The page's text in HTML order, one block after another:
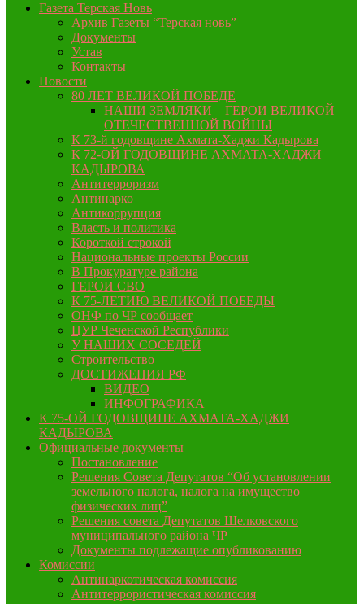
Газета Терская Новь
Архив Газеты “Терская новь”
Документы
Устав
Контакты
Новости
80 ЛЕТ ВЕЛИКОЙ ПОБЕДЕ
НАШИ ЗЕМЛЯКИ – ГЕРОИ ВЕЛИКОЙ
ОТЕЧЕСТВЕННОЙ ВОЙНЫ
К 73-й годовщине Ахмата-Хаджи Кадырова
К 72-ОЙ ГОДОВЩИНЕ АХМАТА-ХАДЖИ
КАДЫРОВА
Антитерроризм
Антинарко
Антикоррупция
Власть и политика
Короткой строкой
Национальные проекты России
В Прокуратуре района
ГЕРОИ СВО
К 75-ЛЕТИЮ ВЕЛИКОЙ ПОБЕДЫ
ОНФ по ЧР сообщает
ЦУР Чеченской Республики
У НАШИХ СОСЕДЕЙ
Строительство
ДОСТИЖЕНИЯ РФ
ВИДЕО
ИНФОГРАФИКА
К 75-ОЙ ГОДОВЩИНЕ АХМАТА-ХАДЖИ
КАДЫРОВА
Официальные документы
Постановление
Решения Совета Депутатов “Об установлении
земельного налога, налога на имущество
физических лиц”
Решения совета Депутатов Шелковского
муниципального района ЧР
Документы подлежащие опубликованию
Комиссии
Антинаркотическая комиссия
Антитеррористическая комиссия